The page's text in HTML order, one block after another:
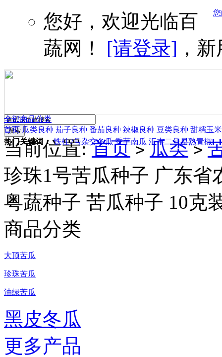
您好，欢迎光临百
蔬网！ [请登录] ，
热门关键词： 铁柱2号杂交冬瓜 香芋南瓜 汇丰二号早熟青椒
全部商品分类
首页 瓜类良种 茄子良种 番茄良种 辣椒良种 豆类良种 甜糯玉米
当前位置:首页 > 瓜类 >
珍珠1号苦瓜种子 广东省
粤蔬种子 苦瓜种子 10克
商品分类
大顶苦瓜
珍珠苦瓜
油绿苦瓜
黑皮冬瓜
更多产品